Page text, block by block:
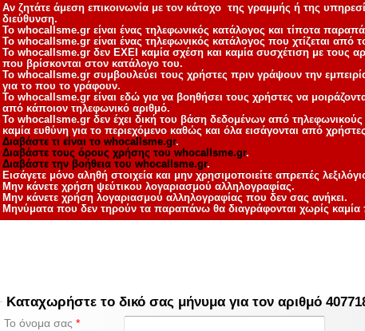
Αν ζητάτε άμεση επικοινωνία με τον κάτοχο της γραμμής ή της
διεύθυνση.
Το whocallsme.gr είναι ένας τηλεφωνικός κατάλογος και τίποτα
Το whocallsme.gr είναι ένας τηλεφωνικός κατάλογος που χτίζεται από
Το whocallsme.gr δεν ΕΧΕΙ καμία σχέση και καμία συσχέτιση με τους
που βρίσκονται στον κατάλογο του.
Το whocallsme.gr συμβουλεύει τους χρήστες πριν γράψουν την
για το που το γράφουν.
Το whocallsme.gr είναι εδώ για να βοηθήσει τους χρήστες να
από κάποιον τηλεφωνικό αριθμό.
Το whocallsme.gr δεν έχει δική του βάση δεδομένων από τηλεφωνικούς
καμία ευθύνη για το περιεχόμενο καθώς και όλα εισάγονται από
Διαβάστε τι είναι το whocallsme.gr.
Διαβάστε τους όρους χρήσης του whocallsme.gr.
Διαβάστε την βοήθεια του whocallsme.gr.
Εισάγετε μόνο αληθή στοιχεία και μην χρησιμοποιείτε απρεπές
Μην κάνετε χρήση ψεύτικου λογαριασμού αλληλογραφίας.
Μην κάνετε χρήση λογαριασμού αλληλογραφίας που δεν σας ανήκει.
Μηνύματα που δεν τηρούν τα παραπάνω θα διαγράφονται χωρίς καμία
Καταχωρήστε το δικό σας μήνυμα για τον αριθμό
Το όνομα σας*